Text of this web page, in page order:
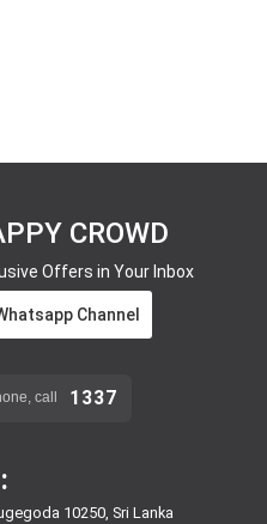
CROWD
Offers in Your Inbox
Channel
call 1337
10250, Sri Lanka